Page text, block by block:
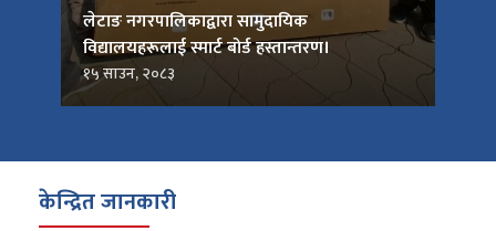
लेटाङ नगरपालिकाद्वारा सामुदायिक
विद्यालयहरूलाई स्मार्ट बोर्ड हस्तान्तरण।
१५ साउन, २०८३
केन्द्रित जानकारी